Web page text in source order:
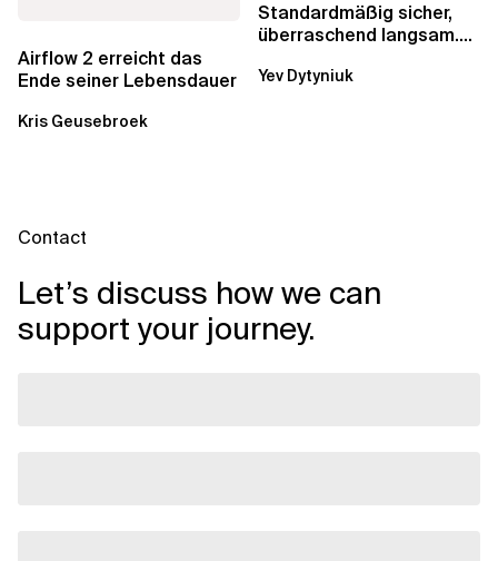
Airflow 2 erreicht das
Ende seiner Lebensdauer
Kris Geusebroek
Standardmäßig sicher,
überraschend langsam.
über die RDS...
Yev Dytyniuk
Contact
Let’s discuss how we can
support your journey.